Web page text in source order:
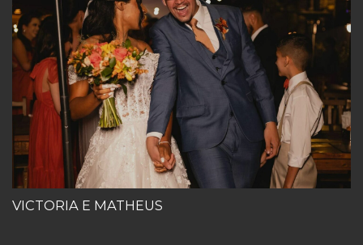
VICTORIA E MATHEUS